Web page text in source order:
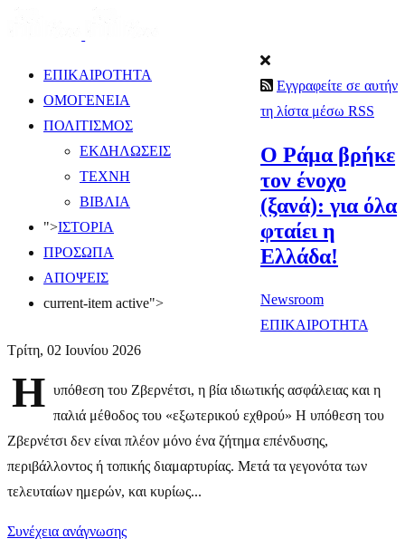
ΕΠΙΚΑΙΡΟΤΗΤΑ
ΟΜΟΓΕΝΕΙΑ
ΠΟΛΙΤΙΣΜΟΣ
ΕΚΔΗΛΩΣΕΙΣ
ΤΕΧΝΗ
ΒΙΒΛΙΑ
">ΙΣΤΟΡΙΑ
ΠΡΟΣΩΠΑ
ΑΠΟΨΕΙΣ
current-item active">
Εγγραφείτε σε αυτήν
τη λίστα μέσω RSS
Ο Ράμα βρήκε
τον ένοχο
(ξανά): για όλα
φταίει η
Ελλάδα!
Newsroom
ΕΠΙΚΑΙΡΟΤΗΤΑ
Τρίτη, 02 Ιουνίου 2026
Η υπόθεση του Ζβερνέτσι, η βία ιδιωτικής ασφάλειας και η
παλιά μέθοδος του «εξωτερικού εχθρού» Η υπόθεση του
Ζβερνέτσι δεν είναι πλέον μόνο ένα ζήτημα επένδυσης,
περιβάλλοντος ή τοπικής διαμαρτυρίας. Μετά τα γεγονότα των
τελευταίων ημερών, και κυρίως...
Συνέχεια ανάγνωσης